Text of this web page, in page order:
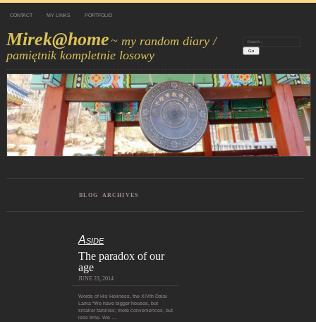
CONTACT MY LINKS PORTFOLIO
Mirek@home~ my random diary /
pamiętnik kompletnie losowy
Search:
BLOG ARCHIVES
Aside
The paradox of our
age
JUNE 23, 2014
Words of His Holiness, the XIVth Dalai
Lama “We have bigger houses, but
smaller families; more conveniences, but
less time. We …